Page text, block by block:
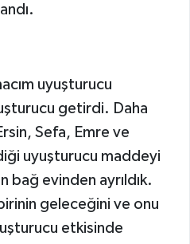
uyuşturucu
getirdi. Daha
Sefa, Emre ve
uyuşturucu maddeyi
bağ evinden ayrıldık.
geleceğini ve onu
etkisinde